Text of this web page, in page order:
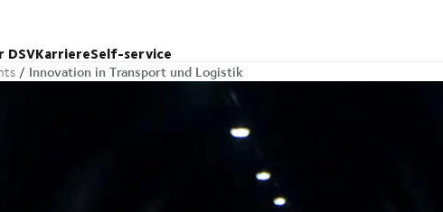
DSVKarriereSelf-service
Innovation in Transport und Logistik